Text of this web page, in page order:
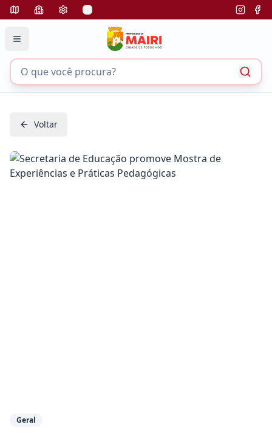
Voltar
Geral